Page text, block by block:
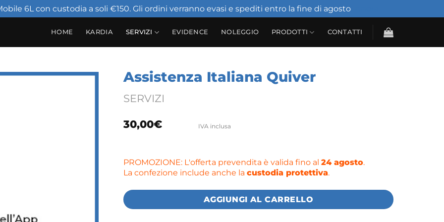
6L con custodia a soli €150. Gli ordini verranno evasi e spediti entro la fine di agosto
HOME KARDIA SERVIZI EVIDENCE NOLEGGIO PRODOTTI CONTATTI
Assistenza Italiana Quiver
SERVIZI
30,00€ IVA inclusa
PROMOZIONE: L'offerta prevendita è valida fino al 24 agosto.
La confezione include anche la custodia protettiva.
AGGIUNGI AL CARRELLO